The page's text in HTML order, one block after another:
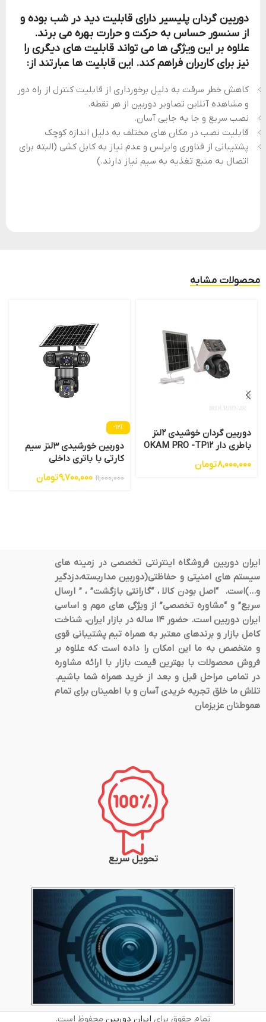
دوربین گردان پلیسیر دارای قابلیت دید در شب بوده و
از سنسور حساس به حرکت و حرارت بهره می برند.
علاوه بر این ویژگی ها می تواند قابلیت های دیگری را
نیز برای کاربران فراهم کند. این قابلیت ها عبارتند از:
کاهش خطر سرقت به دلیل برخورداری از قابلیت کنترل از راه دور
و مشاهده آنلاین تصاویر دوربین از هر نقطه.
نصب سریع و جا به جایی آسان.
قابلیت نصب در مکان های مختلف به دلیل اندازه کوچک
پشتیبانی از فناوری وایرلس و عدم نیاز به کابل کشی (البته برای
اتصال به منبع تغذیه به سیم نیاز دارند.)
محصولات مشابه
دوربین گردان خوشیدی 2لنز
باطری دار OKAM PRO -TP12
8,000,000تومان
-12%
دوربین خورشیدی 3لنز سیم
کارتی با باتری داخلی
11,000,000
9,700,000تومان
ایران دوربین فروشگاه اینترنتی تخصصی در زمینه های
سیستم های امنیتی و حفاظتی(دوربین مداربسته،دزدگیر
و…)است. “اصل بودن کالا ، “گارانتی بازگشت” ، ” ارسال
سریع” و “مشاوره تخصصی” از ویژگی های مهم و اساسی
ایران دوربین است. حضور 14 ساله در بازار ایران، شناخت
کامل بازار و برندهای معتبر به همراه تیم پشتیبانی قوی
و متخصص به ما این امکان را داده است که علاوه بر
فروش محصولات با بهترین قیمت بازار با ارائه مشاوره
در تمامی مراحل قبل و بعد از خرید همراه شما باشیم.
تلاش ما خلق تجربه خریدی آسان و با اطمینان برای تمام
هموطنان عزیزمان
تحویل سریع
تمام حقوق برای ایران دوربین محفوظ است.